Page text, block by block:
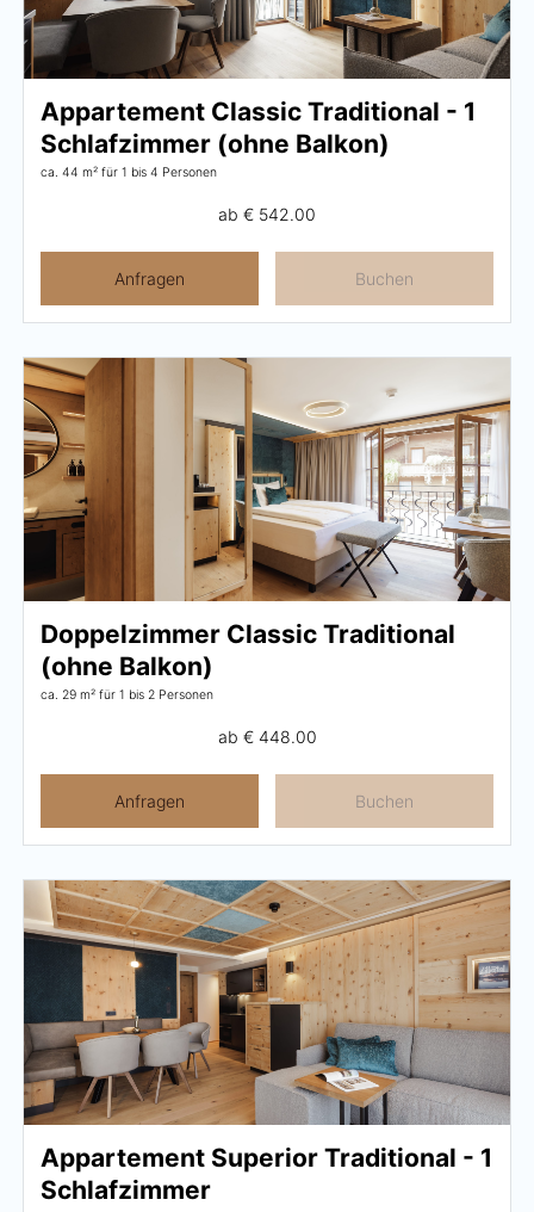
Appartement Classic Traditional - 1
Schlafzimmer (ohne Balkon)
ca. 44 m² für 1 bis 4 Personen
ab € 542.00
Anfragen Buchen
Doppelzimmer Classic Traditional
(ohne Balkon)
ca. 29 m² für 1 bis 2 Personen
ab € 448.00
Anfragen Buchen
Appartement Superior Traditional - 1
Schlafzimmer